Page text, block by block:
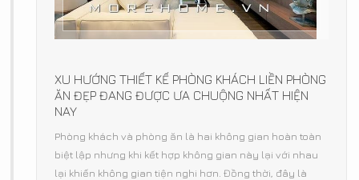
XU HƯỚNG THIẾT KẾ PHÒNG KHÁCH LIỀN PHÒNG
ĂN ĐẸP ĐANG ĐƯỢC ƯA CHUỘNG NHẤT HIỆN
NAY
Phòng khách và phòng ăn là hai không gian hoàn toàn
biệt lập nhưng khi kết hợp không gian này lại với nhau
lại khiến không gian tiện nghi hơn. Đồng thời, đây là